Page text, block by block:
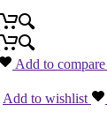
Add to compare
Add to wishlist